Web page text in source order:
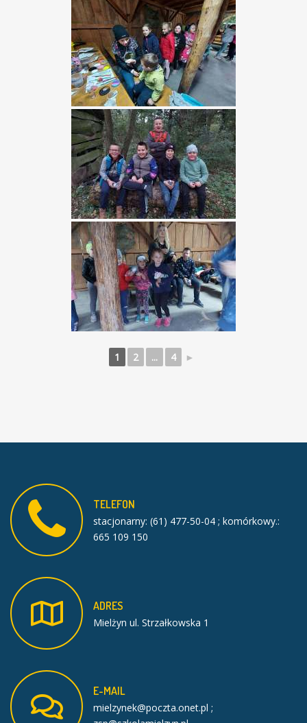
1 2 ... 4 ►
TELEFON
stacjonarny: (61) 477-50-04 ; komórkowy.:
665 109 150
ADRES
Mielżyn ul. Strzałkowska 1
E-MAIL
mielzynek@poczta.onet.pl ;